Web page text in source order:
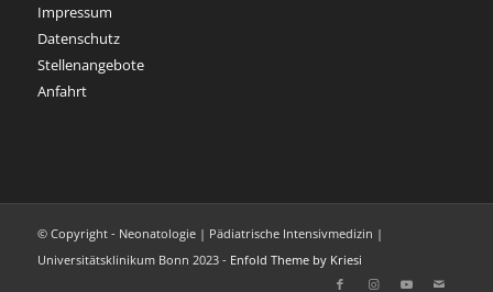
Impressum
Datenschutz
Stellenangebote
Anfahrt
© Copyright - Neonatologie | Pädiatrische Intensivmedizin |
Universitätsklinikum Bonn 2023 - Enfold Theme by Kriesi